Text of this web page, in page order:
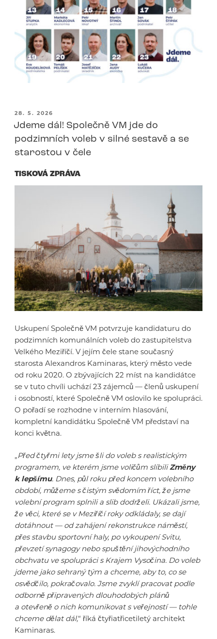
PUBLIKOVÁNO
28. 5. 2026
Jdeme dál! Společně VM jde do
podzimních voleb v silné sestavě a se
starostou v čele
TISKOVÁ ZPRÁVA
Uskupení Společně VM potvrzuje kandidaturu do
podzimních komunálních voleb do zastupitelstva
Velkého Meziříčí. V jejím čele stane současný
starosta Alexandros Kaminaras, který město vede
od roku 2020. O zbývajících 22 míst na kandidátce
se v tuto chvíli uchází 23 zájemců — členů uskupení
i osobností, které Společně VM oslovilo ke spolupráci.
O pořadí se rozhodne v interním hlasování,
kompletní kandidátku Společně VM představí na
konci května.
„Před čtyřmi lety jsme šli do voleb s realistickým
programem, ve kterém jsme voličům slíbiliZměny
k lepšímu. Dnes, půl roku před koncem volebního
období, můžeme s čistým svědomím říct, že jsme
volební program splnili a slib dodrželi. Ukázali jsme,
že věci, které se v Meziříčí roky odkládaly, se dají
dotáhnout — od zahájení rekonstrukce náměstí,
přes stavbu sportovní haly, po vykoupení Svitu,
převzetí synagogy nebo spuštění jihovýchodního
obchvatu ve spolupráci s Krajem Vysočina. Do voleb
jdeme jako sehraný tým a chceme, aby to, co se
osvědčilo, pokračovalo. Jsme zvyklí pracovat podle
odborně připravených dlouhodobých plánů
a otevřeně o nich komunikovat s veřejností — tohle
chceme dělat dál,“ říká čtyřiatřicetiletý architekt
Kaminaras.